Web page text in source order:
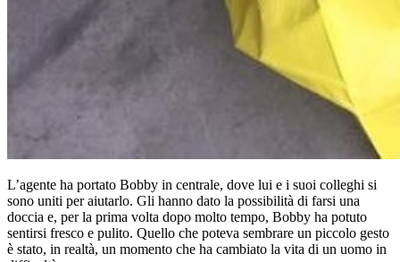
L’agente ha portato Bobby in centrale, dove lui e i suoi colleghi si
sono uniti per aiutarlo. Gli hanno dato la possibilità di farsi una
doccia e, per la prima volta dopo molto tempo, Bobby ha potuto
sentirsi fresco e pulito. Quello che poteva sembrare un piccolo gesto
è stato, in realtà, un momento che ha cambiato la vita di un uomo in